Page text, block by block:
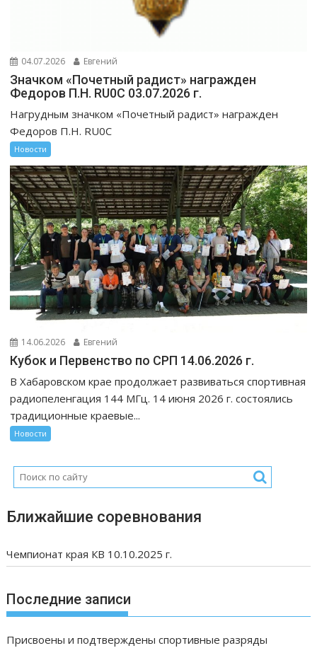
04.07.2026 Евгений
Значком «Почетный радист» награжден
Федоров П.Н. RU0C 03.07.2026 г.
Нагрудным значком «Почетный радист» награжден
Федоров П.Н. RU0C
Новости
14.06.2026 Евгений
Кубок и Первенство по СРП 14.06.2026 г.
В Хабаровском крае продолжает развиваться спортивная
радиопеленгация 144 МГц. 14 июня 2026 г. состоялись
традиционные краевые...
Новости
Ближайшие соревнования
Чемпионат края КВ 10.10.2025 г.
Последние записи
Присвоены и подтверждены спортивные разряды